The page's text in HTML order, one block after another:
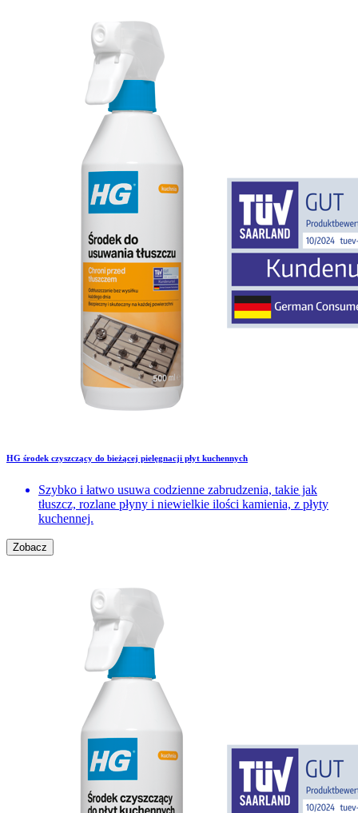
HG środek czyszczący do bieżącej pielęgnacji płyt kuchennych
Szybko i łatwo usuwa codzienne zabrudzenia, takie jak
tłuszcz, rozlane płyny i niewielkie ilości kamienia, z płyty
kuchennej.
Zobacz